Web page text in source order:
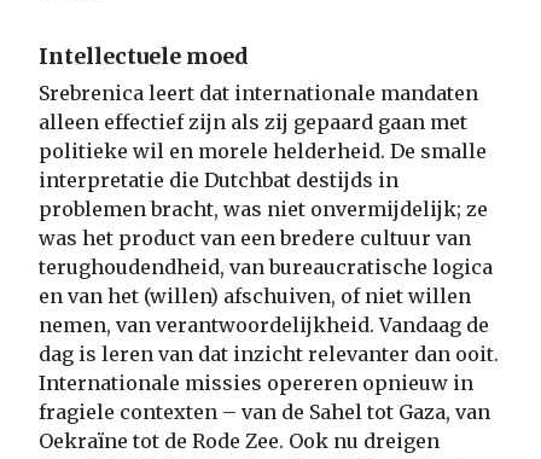
Intellectuele moed
Srebrenica leert dat internationale mandaten
alleen effectief zijn als zij gepaard gaan met
politieke wil en morele helderheid. De smalle
interpretatie die Dutchbat destijds in
problemen bracht, was niet onvermijdelijk; ze
was het product van een bredere cultuur van
terughoudendheid, van bureaucratische logica
en van het (willen) afschuiven, of niet willen
nemen, van verantwoordelijkheid. Vandaag de
dag is leren van dat inzicht relevanter dan ooit.
Internationale missies opereren opnieuw in
fragiele contexten – van de Sahel tot Gaza, van
Oekraïne tot de Rode Zee. Ook nu dreigen